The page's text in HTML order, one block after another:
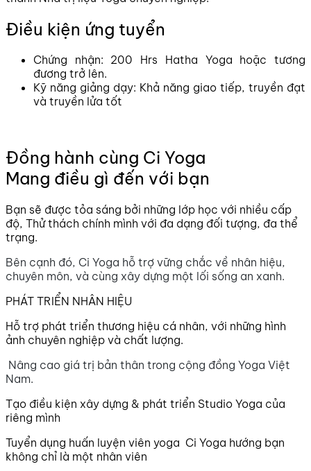
Điều kiện ứng tuyển
Chứng nhận: 200 Hrs Hatha Yoga hoặc tương
đương trở lên.
Kỹ năng giảng dạy: Khả năng giao tiếp, truyền đạt
và truyền lửa tốt
Đồng hành cùng Ci Yoga
Mang điều gì đến với bạn
Bạn sẽ được tỏa sáng bởi những lớp học với nhiều cấp
độ, Thử thách chính mình với đa dạng đối tượng, đa thể
trạng.
Bên cạnh đó, Ci Yoga hỗ trợ vững chắc về nhân hiệu,
chuyên môn, và cùng xây dựng một lối sống an xanh.
PHÁT TRIỂN NHÂN HIỆU
Hỗ trợ phát triển thương hiệu cá nhân, với những hình
ảnh chuyên nghiệp và chất lượng.
Nâng cao giá trị bản thân trong cộng đồng Yoga Việt
Nam.
Tạo điều kiện xây dựng & phát triển Studio Yoga của
riêng mình
Tuyển dụng huấn luyện viên yoga Ci Yoga hướng bạn
không chỉ là một nhân viên